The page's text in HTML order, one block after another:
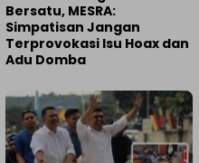
Bersatu, MESRA:
Simpatisan Jangan
Terprovokasi Isu Hoax dan
Adu Domba